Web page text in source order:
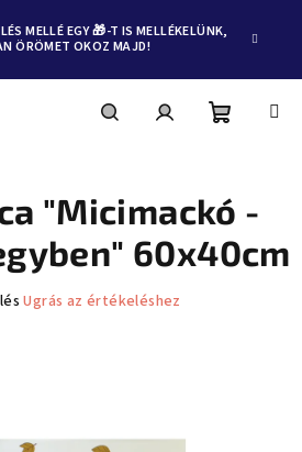
MELLÉ EGY 🎁-T IS MELLÉKELÜNK,
ÖRÖMET OKOZ MAJD!
"Micimackó -
60x40cm
Ugrás az értékeléshez